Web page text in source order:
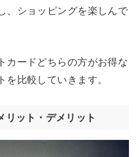
、ショッピングを楽しんで
カードどちらの方がお得な
比較していきます。
リット・デメリット